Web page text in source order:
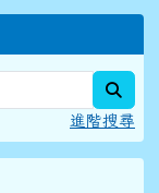
進階搜尋